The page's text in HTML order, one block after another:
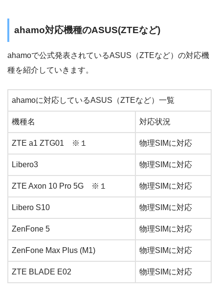
ahamo対応機種のASUS(ZTEなど)
ahamoで公式発表されているASUS（ZTEなど）の対応機
種を紹介していきます。
ahamoに対応しているASUS（ZTEなど）一覧
機種名 対応状況
ZTE a1 ZTG01 ※１ 物理SIMに対応
Libero3 物理SIMに対応
ZTE Axon 10 Pro 5G ※１ 物理SIMに対応
Libero S10 物理SIMに対応
ZenFone 5 物理SIMに対応
ZenFone Max Plus (M1) 物理SIMに対応
ZTE BLADE E02 物理SIMに対応